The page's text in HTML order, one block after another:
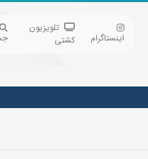
اینستاگرام
تلویزیون
کشتی